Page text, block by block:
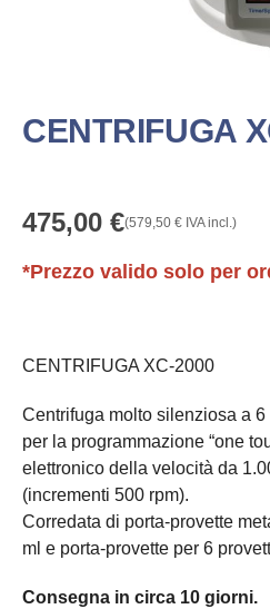
CENTRIFUGA
475,00 €(579,50 € IVA incl.)
*Prezzo valido solo per
CENTRIFUGA XC-2000
Centrifuga molto silenziosa a
per la programmazione “one
elettronico della velocità da
(incrementi 500 rpm).
Corredata di porta-provette
ml e porta-provette per 6
Consegna in circa 10 giorni.